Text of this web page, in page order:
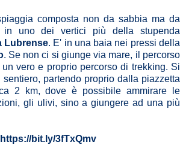
composta non da sabbia ma da
uno dei vertici più della stupenda
Lubrense. E' in una baia nei pressi della
. Se non ci si giunge via mare, il percorso
vero e proprio percorso di trekking. Si
sentiero, partendo proprio dalla piazzetta
2 km, dove è possibile ammirare le
gli ulivi, sino a giungere ad una più
https://bit.ly/3fTxQmv